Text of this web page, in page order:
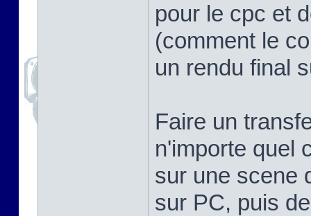
pour le cpc et
(comment le
un rendu final
Faire un
n'importe quel
sur une scene
sur PC, puis